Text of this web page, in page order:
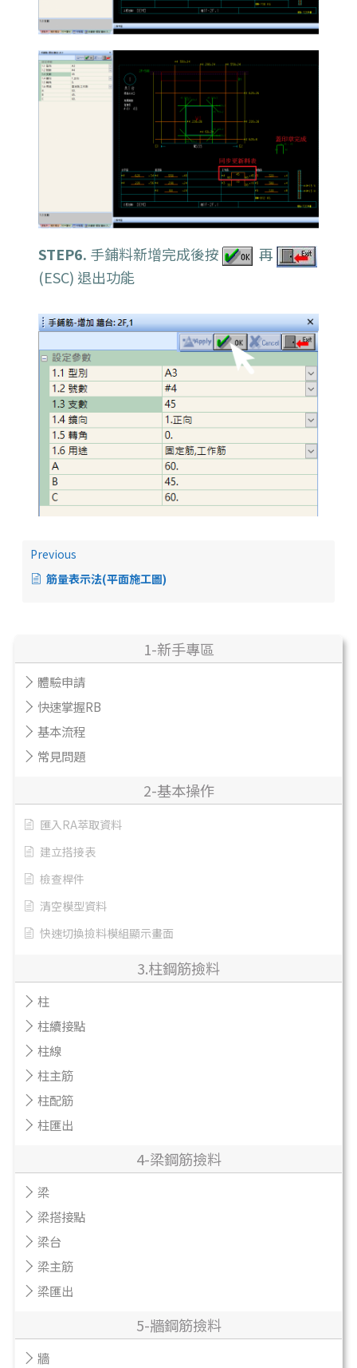
1-新手專區
體驗申請
快速掌握RB
基本流程
常見問題
2-基本操作
匯入RA萃取資料
建立搭接表
檢查桿件
清空模型資料
快速切換撿料模組顯示畫面
3.柱鋼筋撿料
柱
柱續接點
柱線
柱主筋
柱配筋
柱匯出
4-梁鋼筋撿料
梁
梁搭接點
梁台
梁主筋
梁匯出
5-牆鋼筋撿料
牆
STEP6. 手鋪料新增完成後按
再
(ESC) 退出功能
Previous
筋量表示法(平面施工圖)